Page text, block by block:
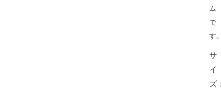
ム
で
す
サ
イ
ズ